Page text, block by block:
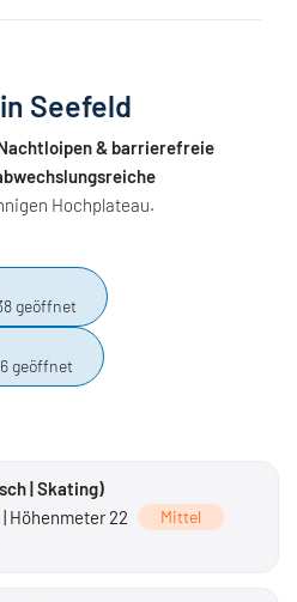
Seefeld
& barrierefreie
Hochplateau.
geöffnet
geöffnet
| Skating)
| Höhenmeter 22
Mittel